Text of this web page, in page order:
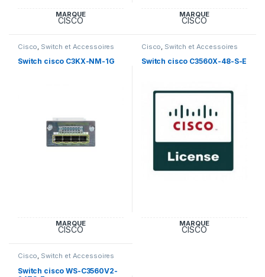
MARQUE
CISCO
MARQUE
CISCO
Cisco Switch et Accessoires
Cisco
Switch cisco C3KX-NM-1G
MARQUE
CISCO
Cisco Switch et Accessoires
Cisco
Switch cisco C3560X-48-S-E
MARQUE
CISCO
Cisco, Switch et Accessoires
Switch cisco WS-C3560V2-